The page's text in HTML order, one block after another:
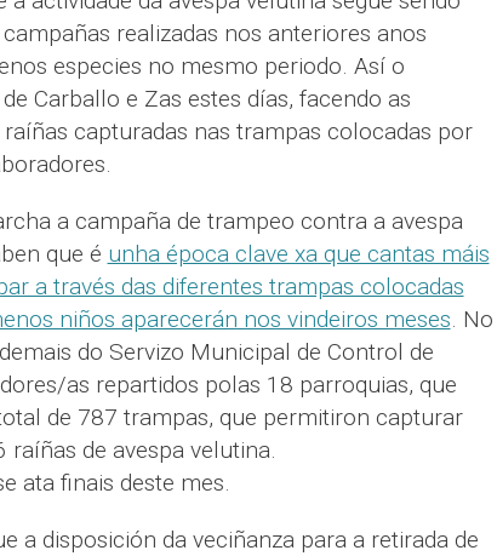
realizadas nos anteriores anos
especies no mesmo periodo. Así o
Carballo e Zas estes días, facendo as
raíñas capturadas nas trampas colocadas por
a campaña de trampeo contra a avespa
que é unha época clave xa que cantas máis
a través das diferentes trampas colocadas
niños aparecerán nos vindeiros meses. No
do Servizo Municipal de Control de
as repartidos polas 18 parroquias, que
de 787 trampas, que permitiron capturar
raíñas de avespa velutina.
ata finais deste mes.
a disposición da veciñanza para a retirada de